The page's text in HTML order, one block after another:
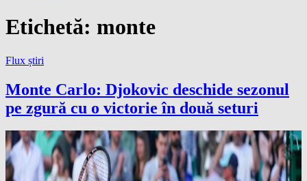
Etichetă: monte
Flux știri
Monte Carlo: Djokovic deschide sezonul
pe zgură cu o victorie în două seturi